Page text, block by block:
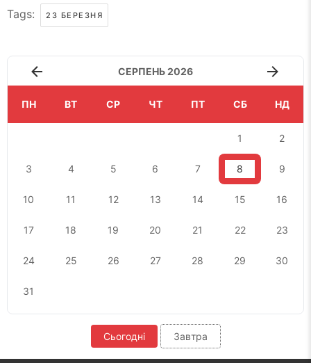
Tags: 23 БЕРЕЗНЯ
СЕРПЕНЬ 2026
ПН ВТ СР ЧТ ПТ СБ НД
1 2
3 4 5 6 7 8 9
10 11 12 13 14 15 16
17 18 19 20 21 22 23
24 25 26 27 28 29 30
31
Сьогодні Завтра